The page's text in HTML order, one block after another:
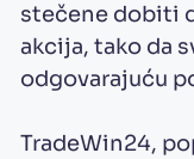
stečene dobiti
akcija, tako da
odgovarajuću
TradeWin24,